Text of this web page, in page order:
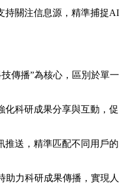
持關注信息源，精準捕捉AI
傳播”為核心，區別於單一
化科研成果分享與互動，促
推送，精準匹配不同用戶的
助力科研成果傳播，實現人